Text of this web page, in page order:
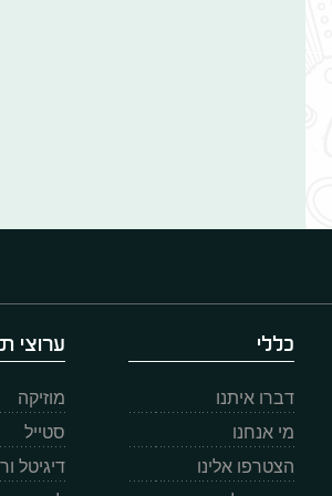
כללי
דברו איתנו
מי אנחנו
הצטרפו אלינו
ערוצי
מוזיקה
סטייל
דיגיטל